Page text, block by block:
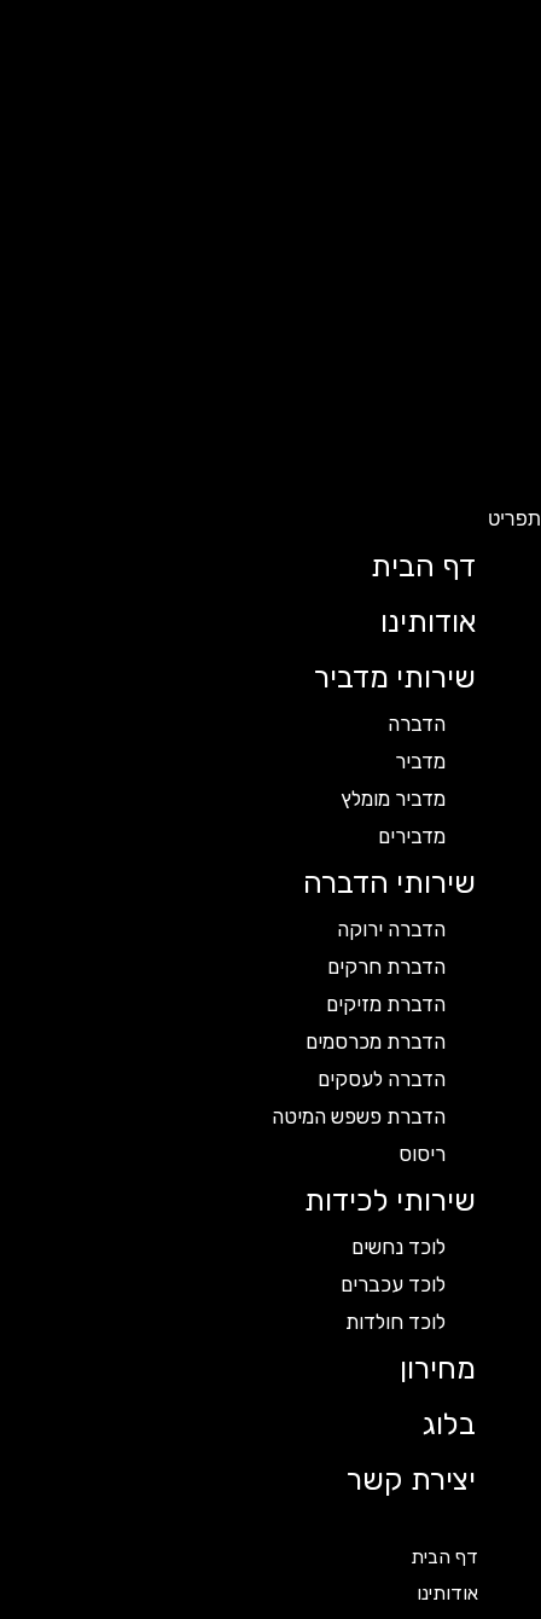
תפריט
דף הבית
אודותינו
שירותי מדביר
הדברה
מדביר
מדביר מומלץ
מדבירים
שירותי הדברה
הדברה ירוקה
הדברת חרקים
הדברת מזיקים
הדברת מכרסמים
הדברה לעסקים
הדברת פשפש המיטה
ריסוס
שירותי לכידות
לוכד נחשים
לוכד עכברים
לוכד חולדות
מחירון
בלוג
יצירת קשר
דף הבית
אודותינו